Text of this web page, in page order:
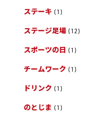
ステーキ (1)
ステージ足場 (12)
スポーツの日 (1)
チームワーク (1)
ドリンク (1)
のとじま (1)